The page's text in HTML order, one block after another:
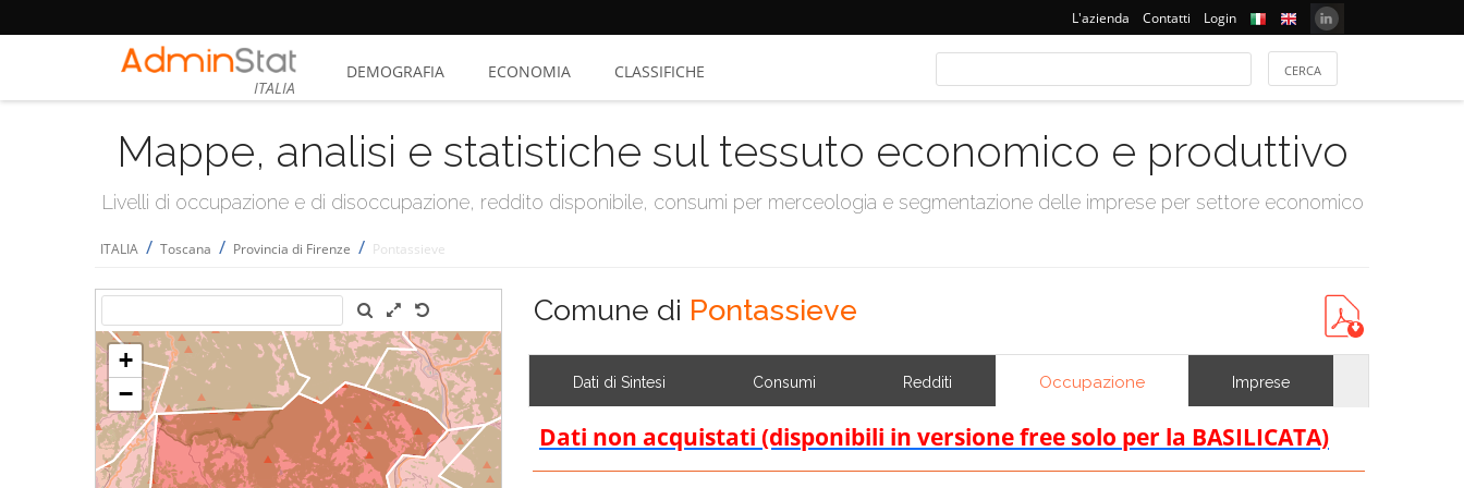
L'azienda Contatti Login
ITALIA
DEMOGRAFIA ECONOMIA CLASSIFICHE
Mappe, analisi e statistiche sul tessuto economico e produttivo
Livelli di occupazione e di disoccupazione, reddito disponibile, consumi per merceologia e segmentazione delle imprese per settore economico
ITALIA / Toscana / Provincia di Firenze / Pontassieve
Comune di Pontassieve
Dati di Sintesi Consumi Redditi Occupazione Imprese
Dati non acquistati (disponibili in versione free solo per la BASILICATA)